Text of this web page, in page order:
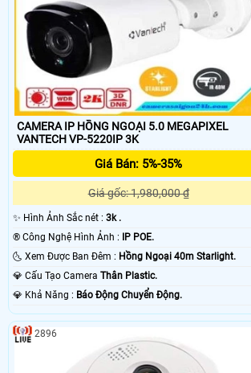
CAMERA IP HỒNG NGOẠI 5.0 MEGAPIXEL
VANTECH VP-5220IP 3K
Giá Bán: 5%-35%
Giá gốc: 1,980,000 ₫
✨ Hình Ảnh Sắc nét : 3k .
®️ Công Nghệ Hình Ảnh : IP POE.
🌜 Xem Được Ban Đêm : Hồng Ngoại 40m Starlight.
💎 Cấu Tạo Camera Thân Plastic.
️💎 Khả Năng : Báo Động Chuyển Động.
2896